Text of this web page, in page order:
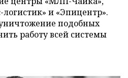
логистик» и «Эпицентр».
подобных
работу всей системы